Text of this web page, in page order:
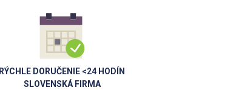
RÝCHLE DORUČENIE <24 HODÍN
SLOVENSKÁ FIRMA